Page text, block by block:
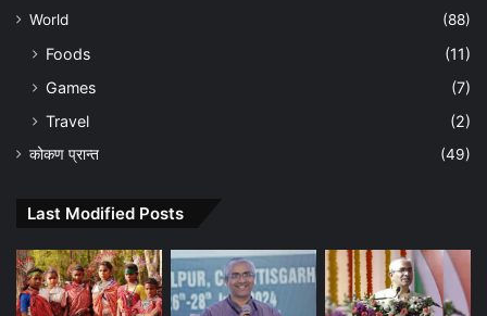
World
(88)
Foods
(11)
Games
(7)
Travel
(2)
कोकण प्रान्त (49)
Last Modified Posts